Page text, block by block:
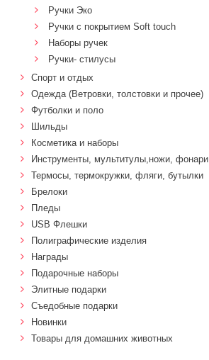
Ручки Эко
Ручки с покрытием Soft touch
Наборы ручек
Ручки- стилусы
Спорт и отдых
Одежда (Ветровки, толстовки и прочее)
Футболки и поло
Шильды
Косметика и наборы
Инструменты, мультитулы,ножи, фонари
Термосы, термокружки, фляги, бутылки
Брелоки
Пледы
USB Флешки
Полиграфические изделия
Награды
Подарочные наборы
Элитные подарки
Cъедобные подарки
Новинки
Товары для домашних животных